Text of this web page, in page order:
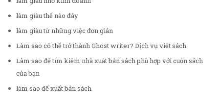
làm giàu thế nào đây
làm giàu từ những việc đơn giản
Làm sao có thể trở thành Ghost writer? Dịch vụ viết sách
Làm sao để tìm kiếm nhà xuất bản sách phù hợp với cuốn sách
của bạn
làm sao để xuất bản sách